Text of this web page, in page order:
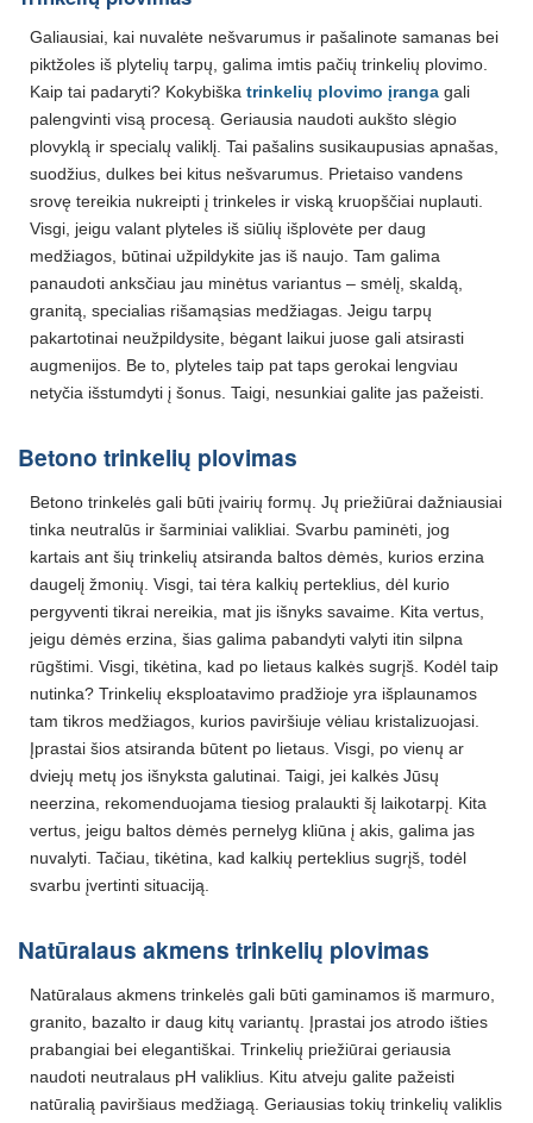
Galiausiai, kai nuvalėte nešvarumus ir pašalinote samanas bei
piktžoles iš plytelių tarpų, galima imtis pačių trinkelių plovimo.
Kaip tai padaryti? Kokybiška trinkelių plovimo įranga gali
palengvinti visą procesą. Geriausia naudoti aukšto slėgio
plovyklą ir specialų valiklį. Tai pašalins susikaupusias apnašas,
suodžius, dulkes bei kitus nešvarumus. Prietaiso vandens
srovę tereikia nukreipti į trinkeles ir viską kruopščiai nuplauti.
Visgi, jeigu valant plyteles iš siūlių išplovėte per daug
medžiagos, būtinai užpildykite jas iš naujo. Tam galima
panaudoti anksčiau jau minėtus variantus – smėlį, skaldą,
granitą, specialias rišamąsias medžiagas. Jeigu tarpų
pakartotinai neužpildysite, bėgant laikui juose gali atsirasti
augmenijos. Be to, plyteles taip pat taps gerokai lengviau
netyčia išstumdyti į šonus. Taigi, nesunkiai galite jas pažeisti.
Betono trinkelių plovimas
Betono trinkelės gali būti įvairių formų. Jų priežiūrai dažniausiai
tinka neutralūs ir šarminiai valikliai. Svarbu paminėti, jog
kartais ant šių trinkelių atsiranda baltos dėmės, kurios erzina
daugelį žmonių. Visgi, tai tėra kalkių perteklius, dėl kurio
pergyventi tikrai nereikia, mat jis išnyks savaime. Kita vertus,
jeigu dėmės erzina, šias galima pabandyti valyti itin silpna
rūgštimi. Visgi, tikėtina, kad po lietaus kalkės sugrįš. Kodėl taip
nutinka? Trinkelių eksploatavimo pradžioje yra išplaunamos
tam tikros medžiagos, kurios paviršiuje vėliau kristalizuojasi.
Įprastai šios atsiranda būtent po lietaus. Visgi, po vienų ar
dviejų metų jos išnyksta galutinai. Taigi, jei kalkės Jūsų
neerzina, rekomenduojama tiesiog pralaukti šį laikotarpį. Kita
vertus, jeigu baltos dėmės pernelyg kliūna į akis, galima jas
nuvalyti. Tačiau, tikėtina, kad kalkių perteklius sugrįš, todėl
svarbu įvertinti situaciją.
Natūralaus akmens trinkelių plovimas
Natūralaus akmens trinkelės gali būti gaminamos iš marmuro,
granito, bazalto ir daug kitų variantų. Įprastai jos atrodo išties
prabangiai bei elegantiškai. Trinkelių priežiūrai geriausia
naudoti neutralaus pH valiklius. Kitu atveju galite pažeisti
natūralią paviršiaus medžiagą. Geriausias tokių trinkelių valiklis